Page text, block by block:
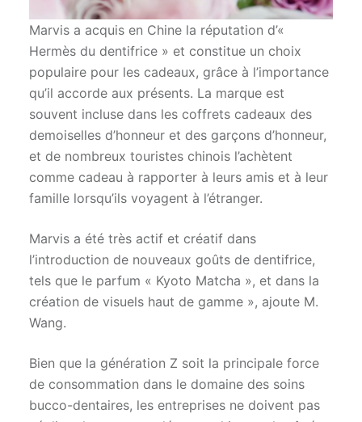
Marvis a acquis en Chine la réputation d’«
Hermès du dentifrice » et constitue un choix
populaire pour les cadeaux, grâce à l’importance
qu’il accorde aux présents. La marque est
souvent incluse dans les coffrets cadeaux des
demoiselles d’honneur et des garçons d’honneur,
et de nombreux touristes chinois l’achètent
comme cadeau à rapporter à leurs amis et à leur
famille lorsqu’ils voyagent à l’étranger.
Marvis a été très actif et créatif dans
l’introduction de nouveaux goûts de dentifrice,
tels que le parfum « Kyoto Matcha », et dans la
création de visuels haut de gamme », ajoute M.
Wang.
Bien que la génération Z soit la principale force
de consommation dans le domaine des soins
bucco-dentaires, les entreprises ne doivent pas